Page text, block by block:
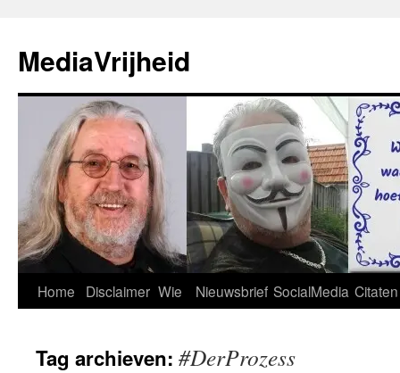
de
inhoud
MediaVrijheid
Home Disclaimer Wie Nieuwsbrief SocialMedia Citaten
Tag archieven: #DerProzess